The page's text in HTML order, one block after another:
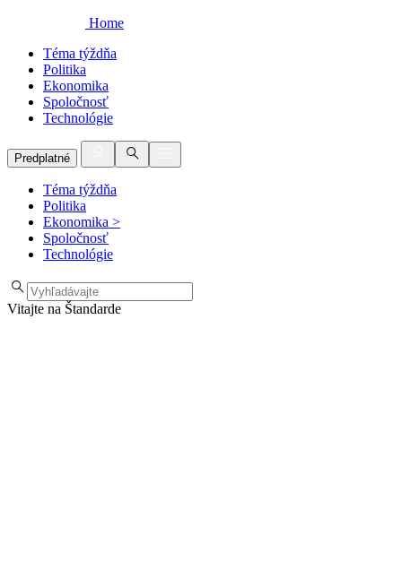
Home
Téma týždňa
Politika
Ekonomika
Spoločnosť
Technológie
Predplatné
Téma týždňa
Politika
Ekonomika >
Spoločnosť
Technológie
Vitajte na Štandarde